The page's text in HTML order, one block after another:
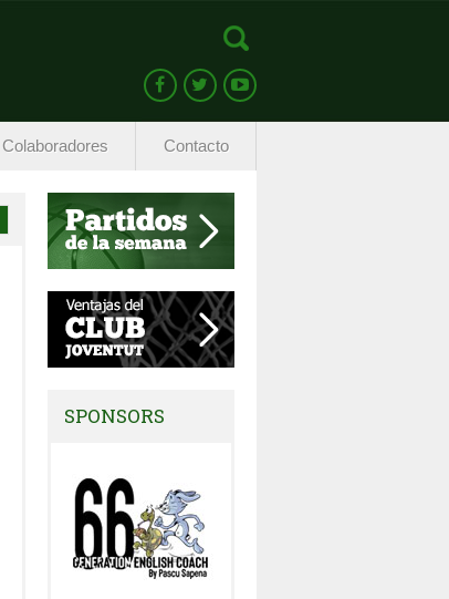
Colaboradores Contacto
SPONSORS